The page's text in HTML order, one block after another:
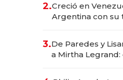
2.Creció en
Argentina con
las marcas "fast
3.De Paredes y
a Mirtha